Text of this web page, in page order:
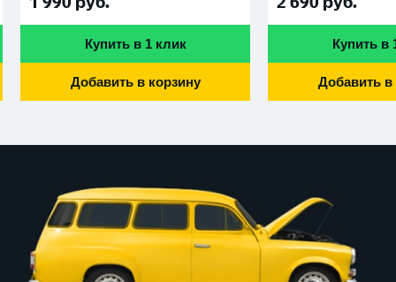
Купить в 1 клик
Добавить в корзину
Купить в
Добавить в